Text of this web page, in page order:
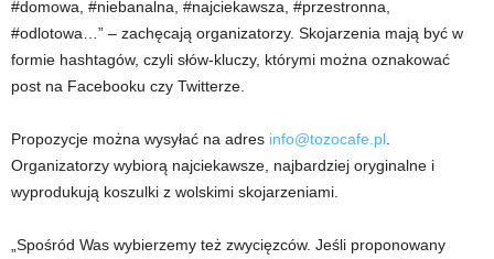
#domowa, #niebanalna, #najciekawsza, #przestronna,
#odlotowa…” – zachęcają organizatorzy. Skojarzenia mają być w
formie hashtagów, czyli słów-kluczy, którymi można oznakować
post na Facebooku czy Twitterze.
Propozycje można wysyłać na adres info@tozocafe.pl
Organizatorzy wybiorą najciekawsze, najbardziej oryginalne i
wyprodukują koszulki z wolskimi skojarzeniami.
„Spośród Was wybierzemy też zwycięzców. Jeśli proponowany